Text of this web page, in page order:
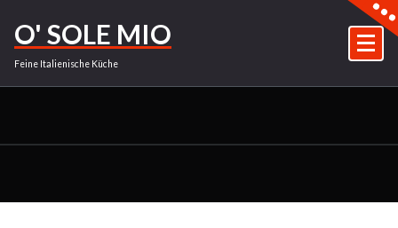
Inhalt
springen
O' SOLE MIO
Feine Italienische Küche